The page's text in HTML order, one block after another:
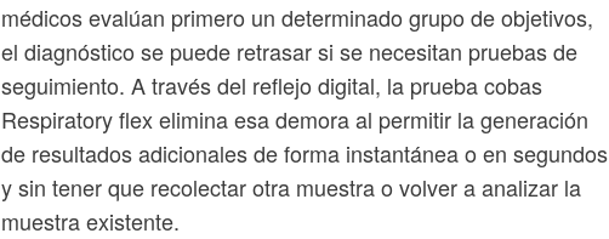
médicos evalúan primero un determinado grupo de objetivos,
el diagnóstico se puede retrasar si se necesitan pruebas de
seguimiento. A través del reflejo digital, la prueba cobas
Respiratory flex elimina esa demora al permitir la generación
de resultados adicionales de forma instantánea o en segundos
y sin tener que recolectar otra muestra o volver a analizar la
muestra existente.